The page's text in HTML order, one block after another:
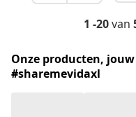
1 -20van
Onze producten,
#sharemevidaxl